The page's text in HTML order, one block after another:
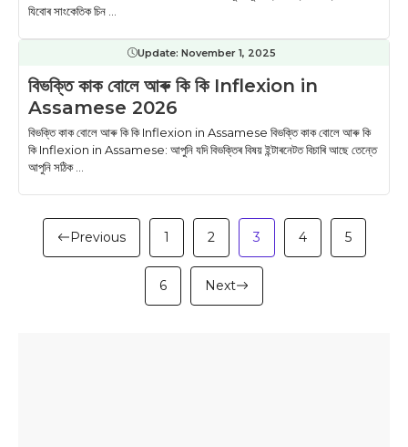
যিবোৰ সাংকেতিক চিন ...
Update: November 1, 2025
বিভক্তি কাক বোলে আৰু কি কি Inflexion in
Assamese 2026
বিভক্তি কাক বোলে আৰু কি কি Inflexion in Assamese বিভক্তি কাক বোলে আৰু কি
কি Inflexion in Assamese: আপুনি যদি বিভক্তিৰ বিষয় ইন্টাৰনেটত বিচাৰি আছে তেন্তে
আপুনি সঠিক ...
Previous 1 2 3 4 5
6 Next